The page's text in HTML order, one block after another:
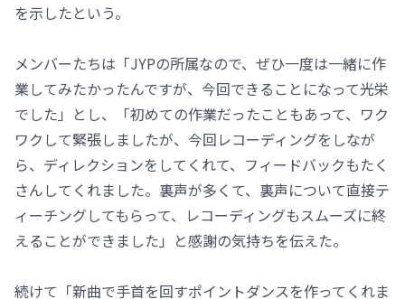
を示したという。
メンバーたちは「JYPの所属なので、ぜひ一度は一緒に作
業してみたかったんですが、今回できることになって光栄
でした」とし、「初めての作業だったこともあって、ワク
ワクして緊張しましたが、今回レコーディングをしなが
ら、ディレクションをしてくれて、フィードバックもたく
さんしてくれました。裏声が多くて、裏声について直接テ
ィーチングしてもらって、レコーディングもスムーズに終
えることができました」と感謝の気持ちを伝えた。
続けて「新曲で手首を回すポイントダンスを作ってくれま